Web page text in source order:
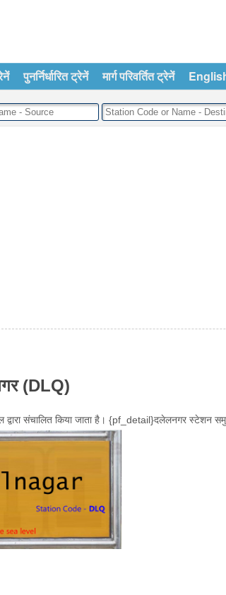
पुनर्निर्धारित ट्रेनें मार्ग परिवर्तित ट्रेनें
(DLQ)
संचालित किया जाता है। {pf_detail}दलेलनगर स्टेशन